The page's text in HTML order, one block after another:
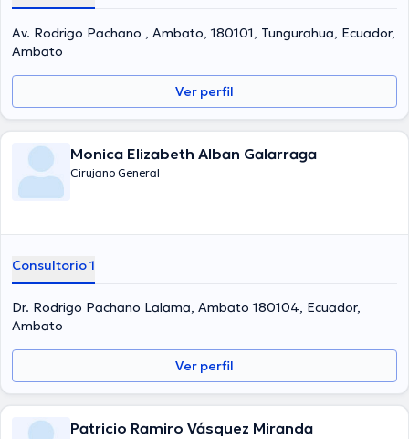
Av. Rodrigo Pachano , Ambato, 180101, Tungurahua, Ecuador,
Ambato
Ver perfil
Monica Elizabeth Alban Galarraga
Cirujano General
Consultorio 1
Dr. Rodrigo Pachano Lalama, Ambato 180104, Ecuador,
Ambato
Ver perfil
Patricio Ramiro Vásquez Miranda